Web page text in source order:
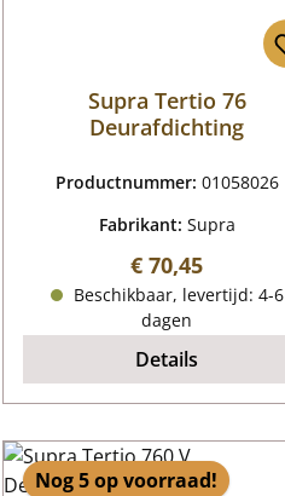
Supra Tertio 76
Deurafdichting
Productnummer: 01058026
Fabrikant: Supra
Normale prijs:
€ 70,45
Beschikbaar, levertijd: 4-6
dagen
Details
Nog 5 op voorraad!